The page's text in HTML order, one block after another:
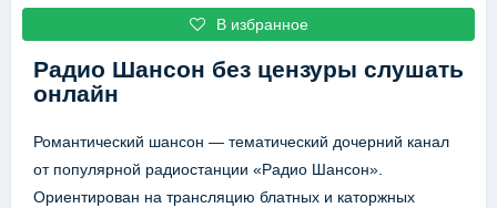
В избранное
Радио Шансон без цензуры слушать
онлайн
Романтический шансон — тематический дочерний канал
от популярной радиостанции «Радио Шансон».
Ориентирован на трансляцию блатных и каторжных